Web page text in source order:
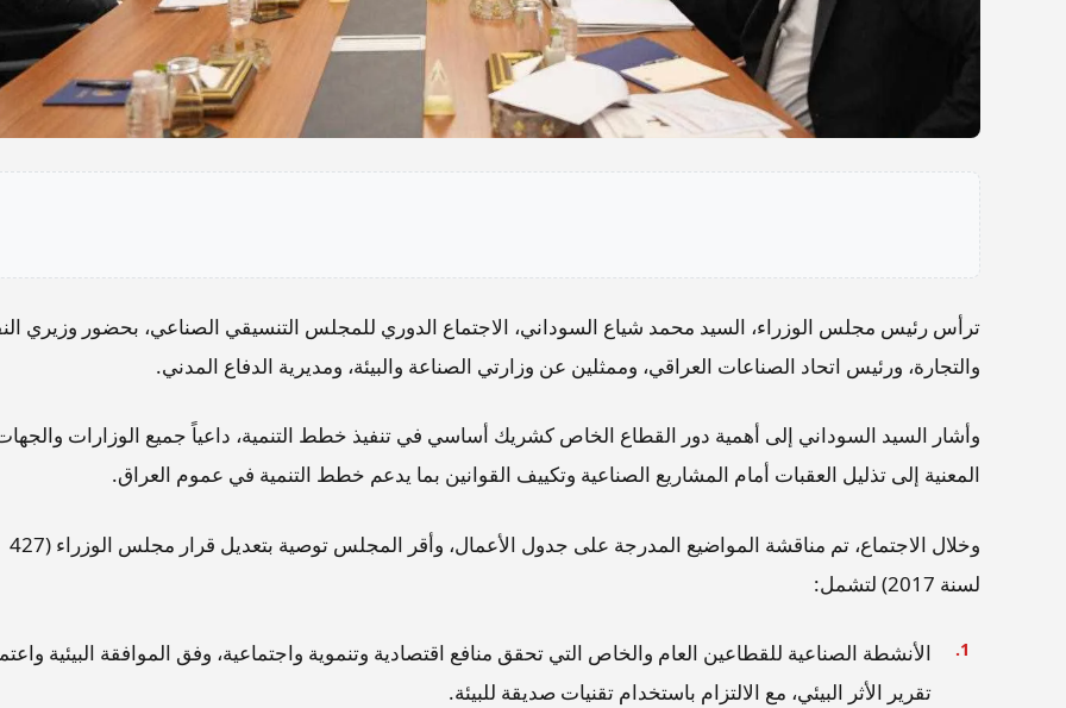
ترأس رئيس مجلس الوزراء، السيد محمد شياع السوداني، الاجتماع الدوري للمجلس التنسيقي الصناعي، بحضور وزيري
والتجارة، ورئيس اتحاد الصناعات العراقي، وممثلين عن وزارتي الصناعة والبيئة، ومديرية الدفاع المدني.
وأشار السيد السوداني إلى أهمية دور القطاع الخاص كشريك أساسي في تنفيذ خطط التنمية، داعياً جميع الوزارات
المعنية إلى تذليل العقبات أمام المشاريع الصناعية وتكييف القوانين بما يدعم خطط التنمية في عموم العراق.
وخلال الاجتماع، تم مناقشة المواضيع المدرجة على جدول الأعمال، وأقر المجلس توصية بتعديل قرار مجلس الوزراء (427
لسنة 2017) لتشمل:
الأنشطة الصناعية للقطاعين العام والخاص التي تحقق منافع اقتصادية وتنموية واجتماعية، وفق الموافقة البيئية
تقرير الأثر البيئي، مع الالتزام باستخدام تقنيات صديقة للبيئة.